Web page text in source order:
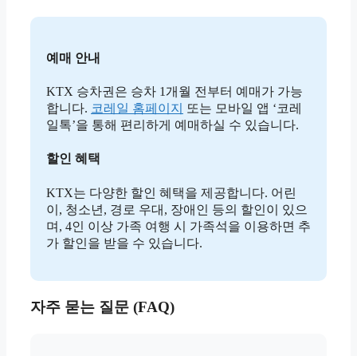
예매 안내
KTX 승차권은 승차 1개월 전부터 예매가 가능
합니다. 코레일 홈페이지
또는 모바일 앱 ‘코레
일톡’을 통해 편리하게 예매하실 수 있습니다.
할인 혜택
KTX는 다양한 할인 혜택을 제공합니다. 어린
이, 청소년, 경로 우대, 장애인 등의 할인이 있으
며, 4인 이상 가족 여행 시 가족석을 이용하면 추
가 할인을 받을 수 있습니다.
자주 묻는 질문 (FAQ)